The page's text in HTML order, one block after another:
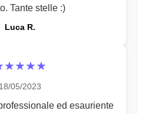
Tante stelle :)
Luca R.
18/05/2023
ed esauriente